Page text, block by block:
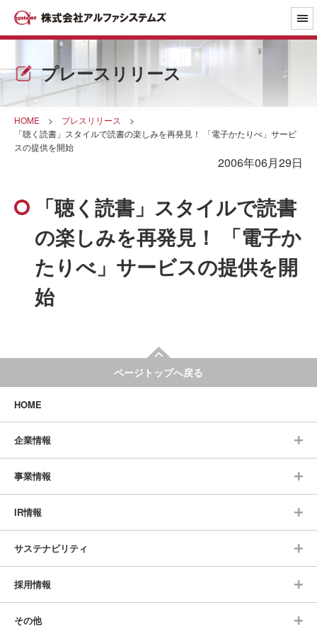
プレースリリース
HOME > プレスリリース
>
「聴く読書」スタイルで読書の楽しみを再発見！ 「電子かたりべ」サービ
スの提供を開始
2006年06月29日
「聴く読書」スタイルで読書
の楽しみを再発見！ 「電子か
たりべ」サービスの提供を開
始
ページトップへ戻る
HOME
企業情報
事業情報
IR情報
サステナビリティ
採用情報
その他